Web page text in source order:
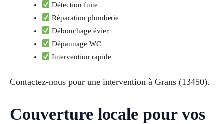
Détection fuite
Réparation plomberie
Débouchage évier
Dépannage WC
Intervention rapide
Contactez-nous pour une intervention à Grans (13450).
Couverture locale pour vos